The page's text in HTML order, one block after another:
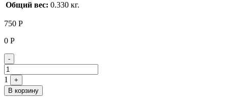
Общий вес: 0.330 кг.
750 Р
0 Р
Quantity
-
1
+
В корзину